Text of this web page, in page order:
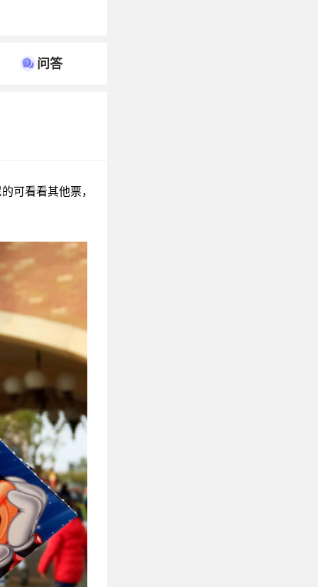
问答
可看看其他票，